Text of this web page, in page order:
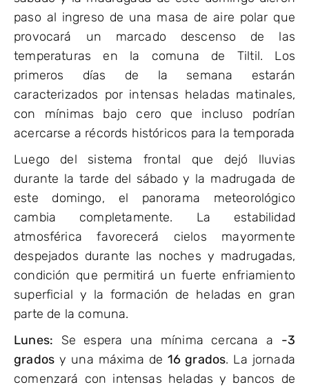
paso al ingreso de una masa de aire polar que
provocará un marcado descenso de las
temperaturas en la comuna de Tiltil. Los
primeros días de la semana estarán
caracterizados por intensas heladas matinales,
con mínimas bajo cero que incluso podrían
acercarse a récords históricos para la temporada
Luego del sistema frontal que dejó lluvias
durante la tarde del sábado y la madrugada de
este domingo, el panorama meteorológico
cambia completamente. La estabilidad
atmosférica favorecerá cielos mayormente
despejados durante las noches y madrugadas,
condición que permitirá un fuerte enfriamiento
superficial y la formación de heladas en gran
parte de la comuna.
Lunes: Se espera una mínima cercana a -3
grados y una máxima de 16 grados. La jornada
comenzará con intensas heladas y bancos de